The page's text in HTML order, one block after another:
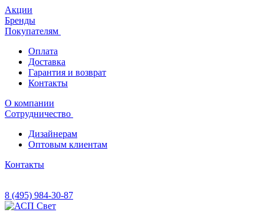
Акции
Бренды
Покупателям
Оплата
Доставка
Гарантия и возврат
Контакты
О компании
Сотрудничество
Дизайнерам
Оптовым клиентам
Контакты
8 (495) 984-30-87